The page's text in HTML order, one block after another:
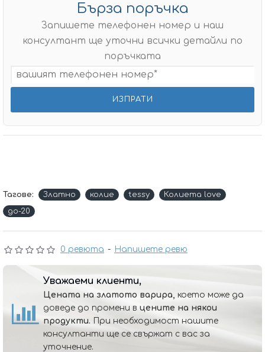
0 ревюта - Напишете ревю
Бърза поръчка
Запишете телефонен номер и наш
консултант ще уточни всички детайли по
поръчката
Тагове: Златно колие tessy
Колиета love
до-20
Уважаеми клиенти,
Цената на златото варира, което може да
доведе до промени в цените на някои
продукти. При необходимост нашите
консултанти ще се свържат с вас за
уточнение.